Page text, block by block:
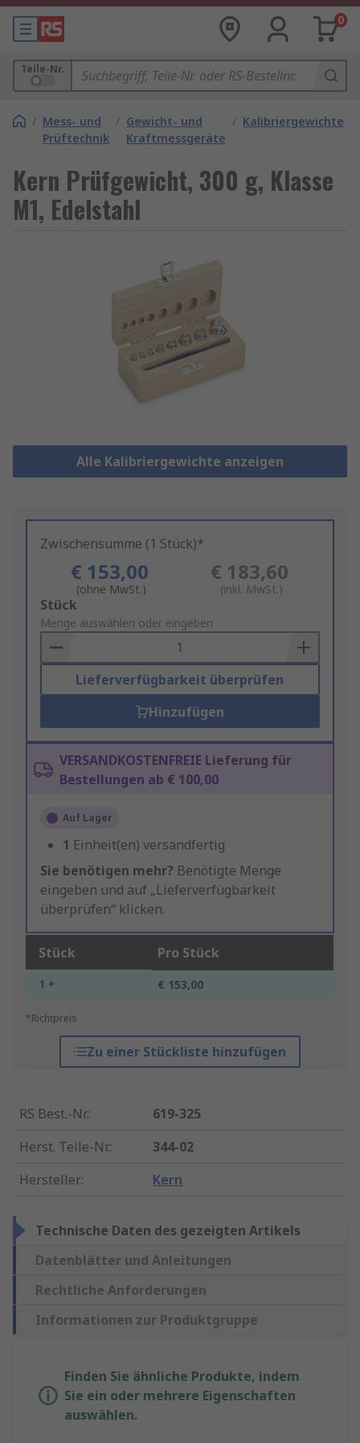
0
Teile-Nr.
/ Mess- und
Prüftechnik
/ Gewicht- und
Kraftmessgeräte
/ Kalibriergewichte
Kern Prüfgewicht, 300 g, Klasse
M1, Edelstahl
Alle Kalibriergewichte anzeigen
Zwischensumme (1 Stück)*
€ 153,00
(ohne MwSt.)
€ 183,60
(inkl. MwSt.)
Add
to
Basket
Stück
Menge auswählen oder eingeben
Lieferverfügbarkeit überprüfen
Hinzufügen
VERSANDKOSTENFREIE Lieferung für
Bestellungen ab € 100,00
Auf Lager
1 Einheit(en) versandfertig
Sie benötigen mehr? Benötigte Menge
eingeben und auf „Lieferverfügbarkeit
überprüfen“ klicken.
Stück Pro Stück
1 + € 153,00
*Richtpreis
Zu einer Stückliste hinzufügen
RS Best.-Nr.:
619-325
Herst. Teile-Nr.:
344-02
Hersteller: Kern
Technische Daten des gezeigten Artikels
Datenblätter und Anleitungen
Rechtliche Anforderungen
Informationen zur Produktgruppe
Finden Sie ähnliche Produkte, indem
Sie ein oder mehrere Eigenschaften
auswählen.